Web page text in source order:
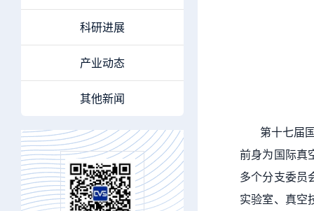
科研进展
产业动态
其他新闻
第十七届国
前身为国际真
多个分支委员
实验室、真空